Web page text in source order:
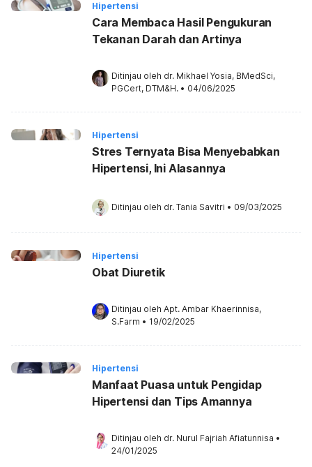
Hipertensi
Cara Membaca Hasil Pengukuran
Tekanan Darah dan Artinya
Ditinjau oleh dr. Mikhael Yosia, BMedSci,
PGCert, DTM&H. • 04/06/2025
Hipertensi
Stres Ternyata Bisa Menyebabkan
Hipertensi, Ini Alasannya
Ditinjau oleh dr. Tania Savitri • 09/03/2025
Hipertensi
Obat Diuretik
Ditinjau oleh Apt. Ambar Khaerinnisa,
S.Farm • 19/02/2025
Hipertensi
Manfaat Puasa untuk Pengidap
Hipertensi dan Tips Amannya
Ditinjau oleh dr. Nurul Fajriah Afiatunnisa •
24/01/2025